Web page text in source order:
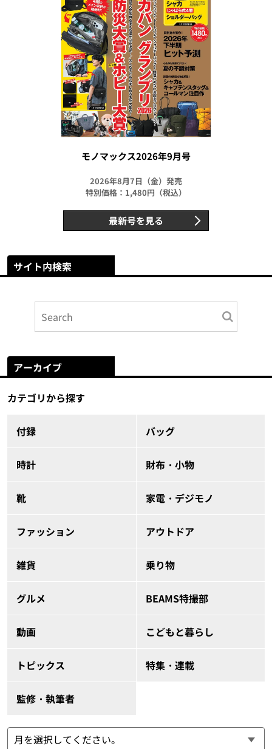
モノマックス2026年9月号
2026年8月7日（金）発売
特別価格：1,480円（税込）
最新号を見る
サイト内検索
アーカイブ
カテゴリから探す
付録 バッグ
時計 財布・小物
靴 家電・デジモノ
ファッション アウトドア
雑貨 乗り物
グルメ BEAMS特撮部
動画 こどもと暮らし
トピックス 特集・連載
監修・執筆者